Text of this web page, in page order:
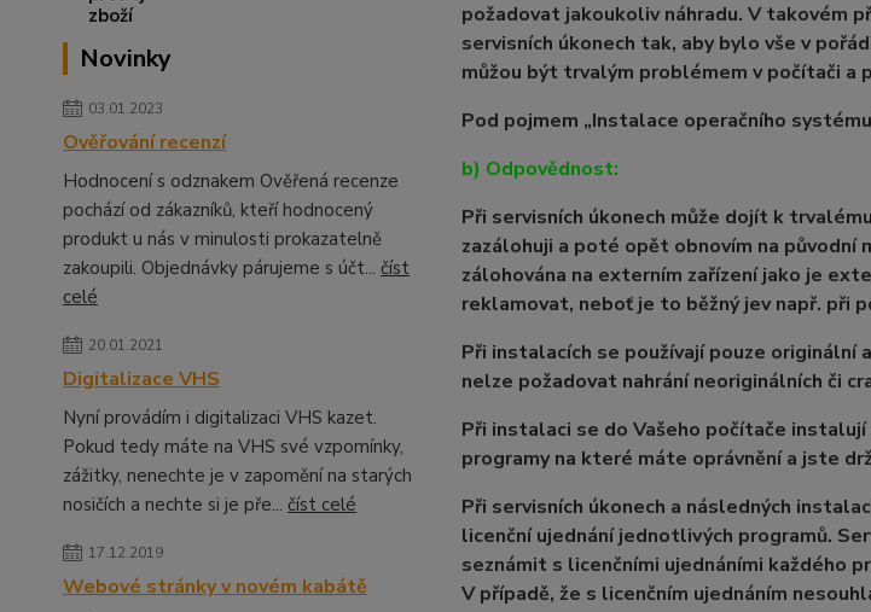
Novinky
03.01.2023
Ověřování recenzí
Hodnocení s odznakem Ověřená recenze
pochází od zákazníků, kteří hodnocený
produkt u nás v minulosti prokazatelně
zakoupili. Objednávky párujeme s účt... číst
celé
20.01.2021
Digitalizace VHS
Nyní provádím i digitalizaci VHS kazet.
Pokud tedy máte na VHS své vzpomínky,
zážitky, nenechte je v zapomění na starých
nosičích a nechte si je pře... číst celé
17.12.2019
Webové stránky v novém kabátě
požadovat jakoukoliv náhradu. V takovém
servisních úkonech tak, aby bylo vše v
můžou být trvalým problémem v počítači a
Pod pojmem „Instalace operačního
b) Odpovědnost:
Při servisních úkonech může dojít k
zazálohuji a poté opět obnovím na
zálohována na externím zařízení jako je
reklamovat, neboť je to běžný jev např. při
Při instalacích se používají pouze
nelze požadovat nahrání neoriginálních či
Při instalaci se do Vašeho počítače
programy na které máte oprávnění a jste
Při servisních úkonech a následných
licenční ujednání jednotlivých programů.
seznámit s licenčními ujednáními každého
V případě, že s licenčním ujednáním